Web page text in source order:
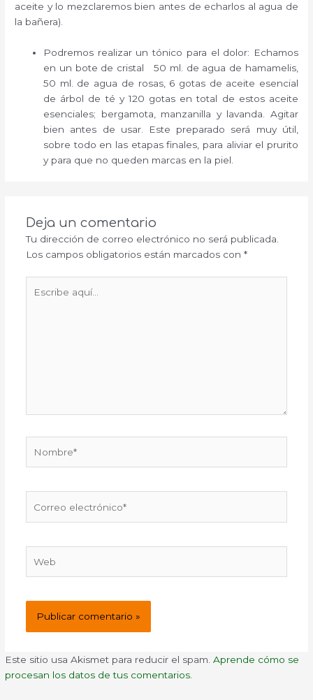
aceite y lo mezclaremos bien antes de echarlos al agua de
la bañera).
Podremos realizar un tónico para el dolor: Echamos
en un bote de cristal 50 ml. de agua de hamamelis,
50 ml. de agua de rosas, 6 gotas de aceite esencial
de árbol de té y 120 gotas en total de estos aceite
esenciales; bergamota, manzanilla y lavanda. Agitar
bien antes de usar. Este preparado será muy útil,
sobre todo en las etapas finales, para aliviar el prurito
y para que no queden marcas en la piel.
Deja un comentario
Tu dirección de correo electrónico no será publicada.
Los campos obligatorios están marcados con *
aquí...
electrónico*
Este sitio usa Akismet para reducir el spam.Aprende cómo se
procesan los datos de tus comentarios.